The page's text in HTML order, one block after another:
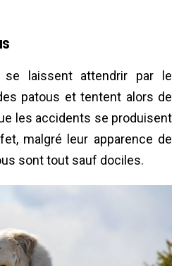
se laissent attendrir par le
patous et tentent alors de
les accidents se produisent
malgré leur apparence de
sont tout sauf dociles.